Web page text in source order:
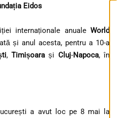
Eidos
internaționale anuale World
și anul acesta, pentru a 10-a
, Timișoarași Cluj-Napoca, în
a avut loc pe 8 mai la